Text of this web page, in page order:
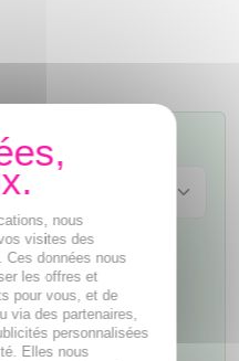
nous
visites des
Ces données nous
les offres et
pour vous, et de
via des partenaires,
personnalisées
Elles nous